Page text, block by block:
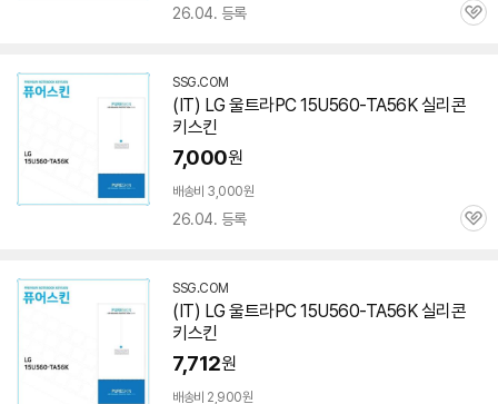
26.04. 등록
관
SSG.COM
(IT) LG 울트라PC15U560-TA56K실리콘
키스킨
7,000원
배송비 3,000원
26.04. 등록
관
SSG.COM
(IT) LG 울트라PC15U560-TA56K실리콘
키스킨
7,712원
배송비 2,900원